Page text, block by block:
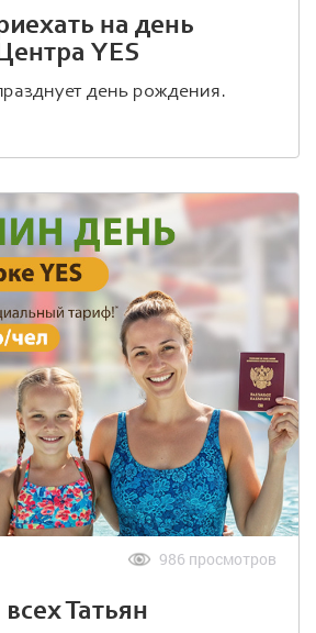
на день
YES
день рождения.
986 просмотров
Татьян